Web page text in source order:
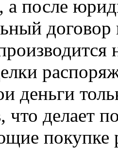
а после
деньги
что делает
покупке